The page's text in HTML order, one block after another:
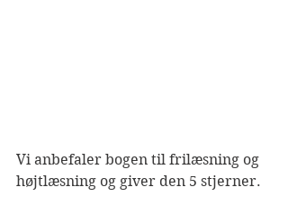
Vi anbefaler bogen til frilæsning og
højtlæsning og giver den 5 stjerner.